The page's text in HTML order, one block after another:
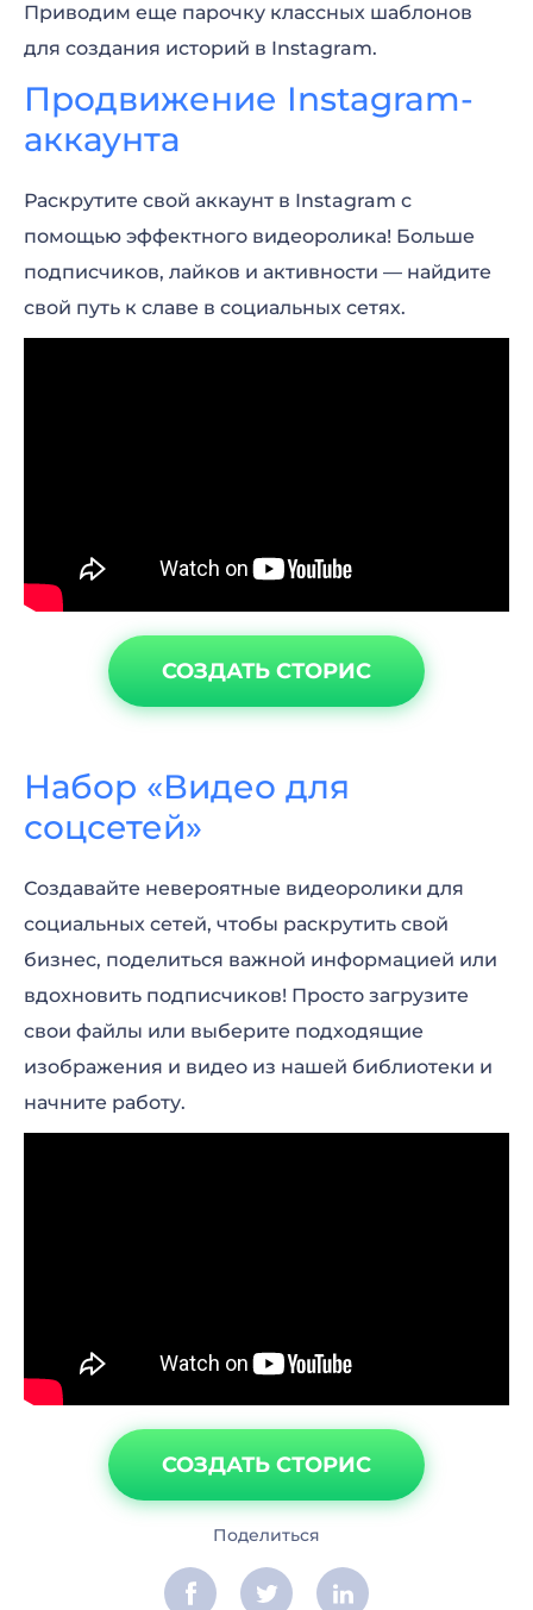
Приводим еще парочку классных шаблонов
для создания историй в Instagram.
Продвижение Instagram-
аккаунта
Раскрутите свой аккаунт в Instagram с
помощью эффектного видеоролика! Больше
подписчиков, лайков и активности — найдите
свой путь к славе в социальных сетях.
СОЗДАТЬ СТОРИС
Набор «Видео для
соцсетей»
Создавайте невероятные видеоролики для
социальных сетей, чтобы раскрутить свой
бизнес, поделиться важной информацией или
вдохновить подписчиков! Просто загрузите
свои файлы или выберите подходящие
изображения и видео из нашей библиотеки и
начните работу.
СОЗДАТЬ СТОРИС
Поделиться